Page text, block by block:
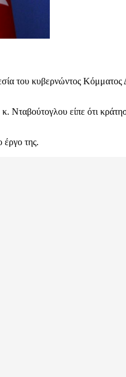
του κυβερνώντος
είπε ότι
έργο της.